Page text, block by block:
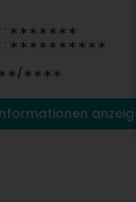
: ∗∗∗∗∗∗∗
: ∗∗∗∗∗∗∗∗∗∗
∗∗/∗∗∗∗